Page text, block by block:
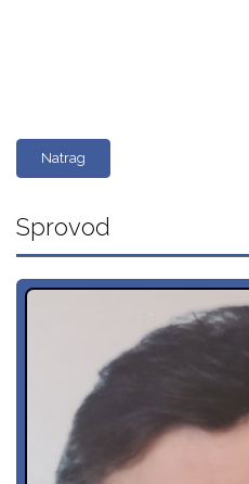
Natrag
Sprovod